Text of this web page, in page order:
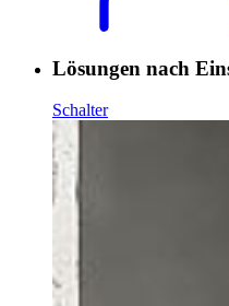
Lösungen nach
Schalter